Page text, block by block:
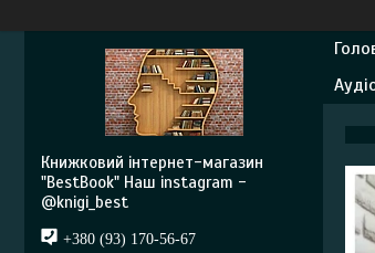
Книжковий інтернет-магазин
"BestBook" Наш instagram -
@knigi_best
+380 (93) 170-56-67